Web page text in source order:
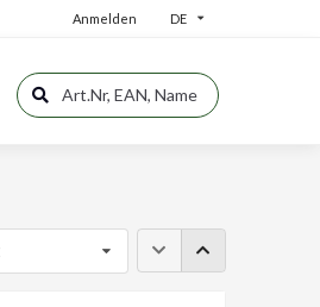
Anmelden DE